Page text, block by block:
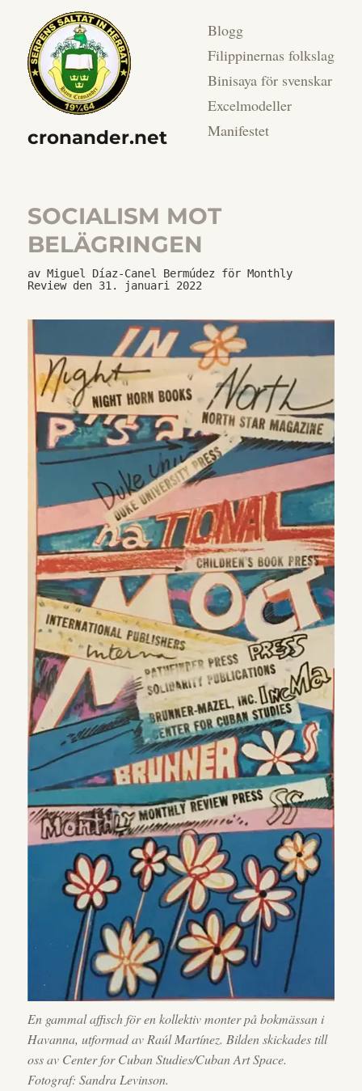
cronander.net
Blogg
Filippinernas folkslag
Binisaya för svenskar
Excelmodeller
Manifestet
SOCIALISM MOT
BELÄGRINGEN
av Miguel Díaz-Canel Bermúdez för Monthly
Review den 31. januari 2022
En gammal affisch för en kollektiv monter på bokmässan i
Havanna, utformad av Raúl Martínez. Bilden skickades till
oss av Center for Cuban Studies/Cuban Art Space.
Fotograf: Sandra Levinson.